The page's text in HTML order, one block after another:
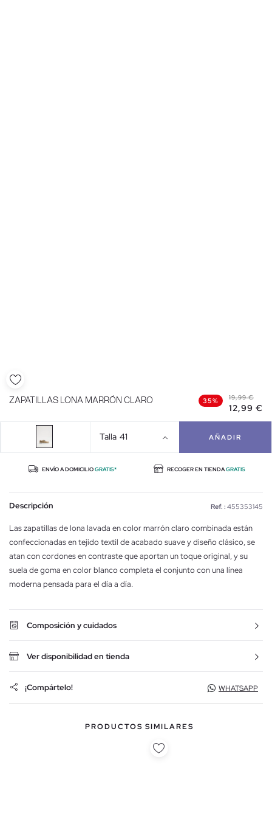
ZAPATILLAS LONA MARRÓN CLARO 35% 19,99 €
12,99 €
Talla 41 AÑADIR
ENVÍO A DOMICILIOGRATIS* RECOGER EN TIENDAGRATIS
Descripción Ref. : 455353145
Las zapatillas de lona lavada en color marrón claro combinada están
confeccionadas en tejido textil de acabado suave y diseño clásico, se
atan con cordones en contraste que aportan un toque original, y su
suela de goma en color blanco completa el conjunto con una línea
moderna pensada para el día a día.
Composición y cuidados
Ver disponibilidad en tienda
¡Compártelo! WHATSAPP
PRODUCTOS SIMILARES